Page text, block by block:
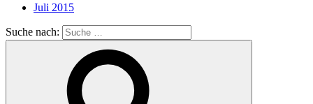
Juli 2015
Suche nach: